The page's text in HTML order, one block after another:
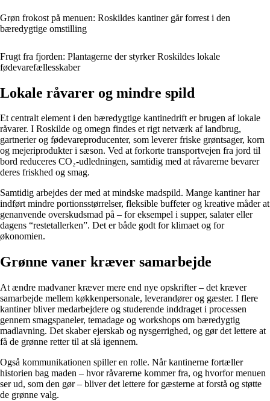
Grøn frokost på menuen: Roskildes kantiner går forrest i den
bæredygtige omstilling
Frugt fra fjorden: Plantagerne der styrker Roskildes lokale
fødevarefællesskaber
Lokale råvarer og mindre spild
Et centralt element i den bæredygtige kantinedrift er brugen af lokale
råvarer. I Roskilde og omegn findes et rigt netværk af landbrug,
gartnerier og fødevareproducenter, som leverer friske grøntsager, korn
og mejeriprodukter i sæson. Ved at forkorte transportvejen fra jord til
bord reduceres CO₂-udledningen, samtidig med at råvarerne bevarer
deres friskhed og smag.
Samtidig arbejdes der med at mindske madspild. Mange kantiner har
indført mindre portionsstørrelser, fleksible buffeter og kreative måder at
genanvende overskudsmad på – for eksempel i supper, salater eller
dagens “restetallerken”. Det er både godt for klimaet og for
økonomien.
Grønne vaner kræver samarbejde
At ændre madvaner kræver mere end nye opskrifter – det kræver
samarbejde mellem køkkenpersonale, leverandører og gæster. I flere
kantiner bliver medarbejdere og studerende inddraget i processen
gennem smagspaneler, temadage og workshops om bæredygtig
madlavning. Det skaber ejerskab og nysgerrighed, og gør det lettere at
få de grønne retter til at slå igennem.
Også kommunikationen spiller en rolle. Når kantinerne fortæller
historien bag maden – hvor råvarerne kommer fra, og hvorfor menuen
ser ud, som den gør – bliver det lettere for gæsterne at forstå og støtte
de grønne valg.